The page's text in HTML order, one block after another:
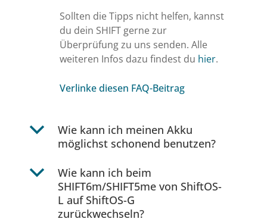
Sollten die Tipps nicht helfen, kannst
du dein SHIFT gerne zur
Überprüfung zu uns senden. Alle
weiteren Infos dazu findest du hier.
Verlinke diesen FAQ-Beitrag
b
Wie kann ich meinen Akku
möglichst schonend benutzen?
b
Wie kann ich beim
SHIFT6m/SHIFT5me von ShiftOS-
L auf ShiftOS-G
zurückwechseln?